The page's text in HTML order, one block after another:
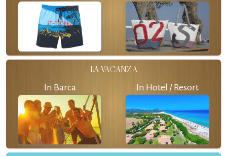
LA VACANZA
In Barca In Hotel / Resort